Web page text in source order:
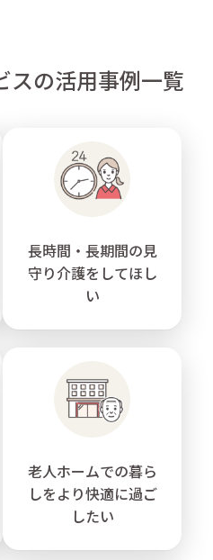
スの活用事例一覧
長時間・長期間の見
守り介護をしてほし
い
老人ホームでの暮ら
しをより快適に過ご
したい